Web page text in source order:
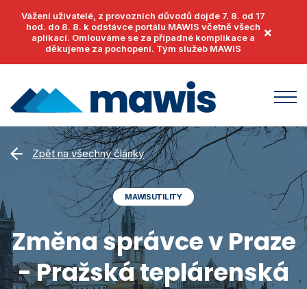
Vážení uživatelé, z provozních důvodů dojde 7. 8. od 17
hod. do 8. 8. k odstávce portálu MAWIS včetně všech
aplikací. Omlouváme se za případné komplikace a
děkujeme za pochopení. Tým služeb MAWIS
×
Produkty
MawisUtility
MawisGeoportal
MawisTools
MawisPhoto
MawisContract
Příklady užití
Podpora
Helpdesk
Dokumenty
Události
Články
Zpět na všechny články
MAWISUTILITY
Změna správce v Praze
- Pražská teplárenská